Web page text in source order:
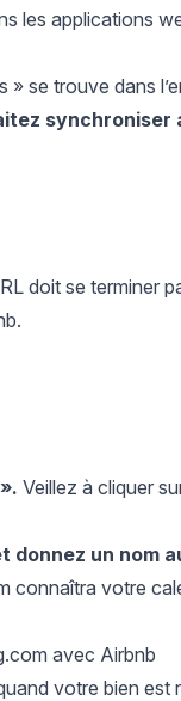
les applications
» se trouve dans
synchroniser
doit se terminer
Veillez à cliquer
donnez un nom
votre
avec Airbnb
votre bien est